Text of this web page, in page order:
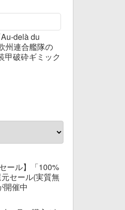
delà du
州連合艦隊の
破砕ギミック
ール】「100%
セール(実質無
開催中